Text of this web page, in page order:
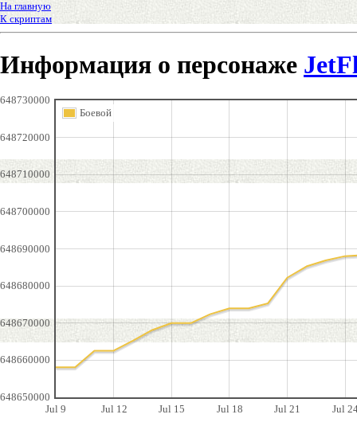
На главную
К скриптам
Информация о персонаже
Jul 9 Jul 12 Jul 15 Jul 18 Jul 21 Jul
648650000
648660000
648670000
648680000
648690000
648700000
648710000
648720000
648730000
Боевой